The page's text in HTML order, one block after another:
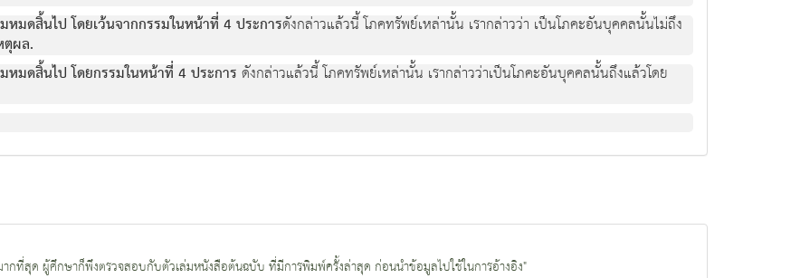
หมดสิ้นไป โดยเว้นจากกรรมในหน้าที่ 4 ประการดังกล่าวแล้วนี้ โภคทรัพย์เหล่านั้น เรากล่าวว่า เป็นโภคะอันบุคคลนั้นไม่ถึง
ผล.
หมดสิ้นไป โดยกรรมในหน้าที่ 4 ประการ ดังกล่าวแล้วนี้ โภคทรัพย์เหล่านั้น เรากล่าวว่าเป็นโภคะอันบุคคลนั้นถึงแล้วโดย
ที่สุด ผู้ศึกษาก็พึงตรวจสอบกับตัวเล่มหนังสือต้นฉบับ ที่มีการพิมพ์ครั้งล่าสุด ก่อนนำข้อมูลไปใช้ในการอ้างอิง"